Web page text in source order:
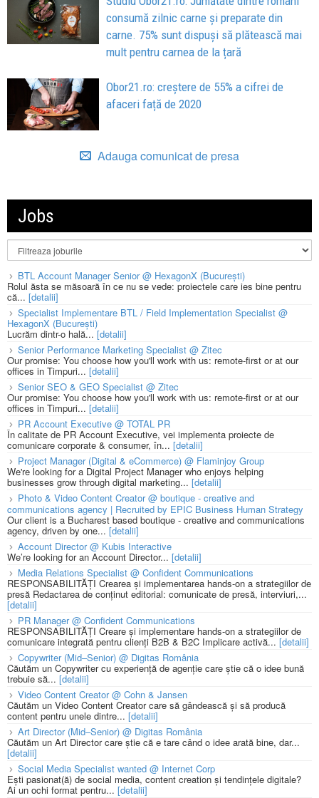
consumă zilnic carne și preparate din
carne. 75% sunt dispuși să plătească mai
mult pentru carnea de la țară
Obor21.ro: creștere de 55% a cifrei de
afaceri față de 2020
Adauga comunicat de presa
Jobs
BTL Account Manager Senior @ HexagonX (București)
Rolul ăsta se măsoară în ce nu se vede: proiectele care ies bine pentru
că... [detalii]
Specialist Implementare BTL / Field Implementation Specialist @
HexagonX (București)
Lucrăm dintr-o hală...[detalii]
Senior Performance Marketing Specialist @ Zitec
Our promise: You choose how you'll work with us: remote-first or at our
offices in Timpuri... [detalii]
Senior SEO & GEO Specialist @ Zitec
Our promise: You choose how you'll work with us: remote-first or at our
offices in Timpuri... [detalii]
PR Account Executive @ TOTAL PR
În calitate de PR Account Executive, vei implementa proiecte de
comunicare corporate & consumer, în... [detalii]
Project Manager (Digital & eCommerce) @ Flaminjoy Group
We're looking for a Digital Project Manager who enjoys helping
businesses grow through digital marketing... [detalii]
Photo & Video Content Creator @ boutique - creative and
communications agency | Recruited by EPIC Business Human Strategy
Our client is a Bucharest based boutique - creative and communications
agency, driven by one... [detalii]
Account Director @ Kubis Interactive
We’re looking for an Account Director... [detalii]
Media Relations Specialist @ Confident Communications
RESPONSABILITĂȚI Crearea și implementarea hands-on a strategiilor de
presă Redactarea de conținut editorial: comunicate de presă, interviuri,...
[detalii]
PR Manager @ Confident Communications
RESPONSABILITĂȚI Creare și implementare hands-on a strategiilor de
comunicare integrată pentru clienți B2B & B2C Implicare activă... [detalii]
Copywriter (Mid–Senior) @ Digitas România
Căutăm un Copywriter cu experiență de agenție care știe că o idee bună
trebuie să... [detalii]
Video Content Creator @ Cohn & Jansen
Căutăm un Video Content Creator care să gândească și să producă
content pentru unele dintre... [detalii]
Art Director (Mid–Senior) @ Digitas România
Căutăm un Art Director care știe că e tare când o idee arată bine, dar...
[detalii]
Social Media Specialist wanted @ Internet Corp
Ești pasionat(ă) de social media, content creation și tendințele digitale?
Ai un ochi format pentru... [detalii]